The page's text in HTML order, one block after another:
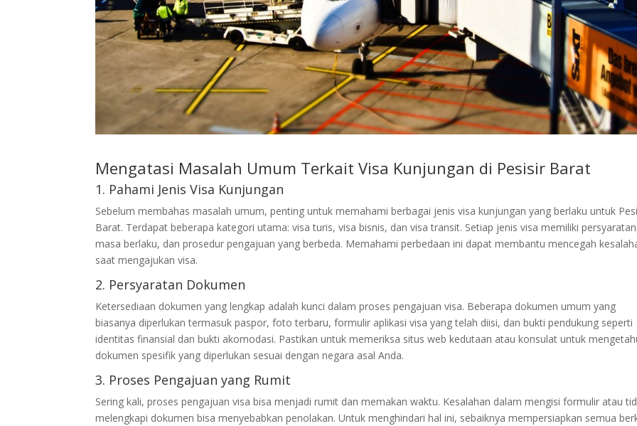
Mengatasi Masalah Umum Terkait Visa Kunjungan di Pesisir Barat
1. Pahami Jenis Visa Kunjungan
Sebelum membahas masalah umum, penting untuk memahami berbagai jenis visa kunjungan yang berlaku untuk
Barat. Terdapat beberapa kategori utama: visa turis, visa bisnis, dan visa transit. Setiap jenis visa memiliki
masa berlaku, dan prosedur pengajuan yang berbeda. Memahami perbedaan ini dapat membantu mencegah
saat mengajukan visa.
2. Persyaratan Dokumen
Ketersediaan dokumen yang lengkap adalah kunci dalam proses pengajuan visa. Beberapa dokumen umum yang
biasanya diperlukan termasuk paspor, foto terbaru, formulir aplikasi visa yang telah diisi, dan bukti pendukung seperti
identitas finansial dan bukti akomodasi. Pastikan untuk memeriksa situs web kedutaan atau konsulat untuk
dokumen spesifik yang diperlukan sesuai dengan negara asal Anda.
3. Proses Pengajuan yang Rumit
Sering kali, proses pengajuan visa bisa menjadi rumit dan memakan waktu. Kesalahan dalam mengisi formulir atau
melengkapi dokumen bisa menyebabkan penolakan. Untuk menghindari hal ini, sebaiknya mempersiapkan semua